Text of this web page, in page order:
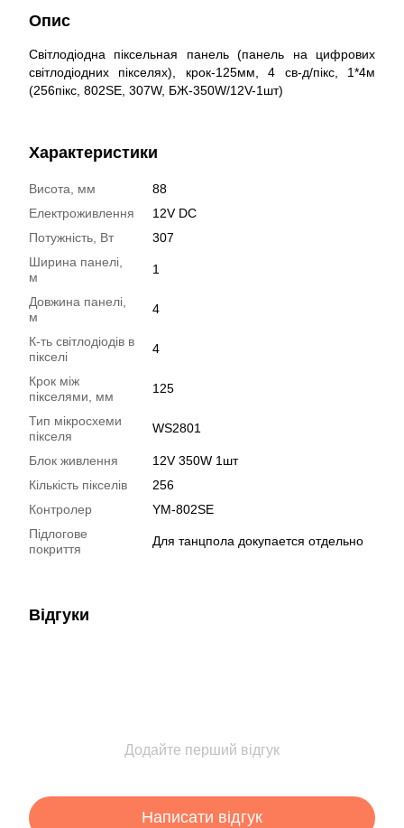
Опис
Світлодіодна піксельная панель (панель на цифрових
світлодіодних пікселях), крок-125мм, 4 св-д/пікс, 1*4м
(256пікс, 802SE, 307W, БЖ-350W/12V-1шт)
Характеристики
Висота, мм
88
Електроживлення
12V DC
Потужність, Вт
307
Ширина панелі,
м
1
Довжина панелі,
м
4
К-ть світлодіодів в
пікселі
4
Крок між
пікселями, мм
125
Тип мікросхеми
пікселя
WS2801
Блок живлення
12V 350W 1шт
Кількість пікселів
256
Контролер
YM-802SE
Підлогове
покриття
Для танцпола докупается отдельно
Відгуки
Додайте перший відгук
Написати відгук